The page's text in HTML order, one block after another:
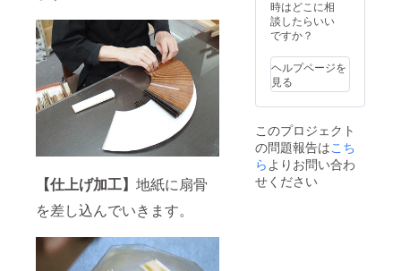
【仕上げ加工】 地紙に扇骨
を差し込んでいきます。
際の商
品と色
合いな
少違っ
て見え
ること
もござ
事ご了
承下さ
い。
士スラ
ブ (紺) ●
納品形
子と扇
子袋を
桐箱に
お入れ
届け致
しま
す。 ※
画像は
仕上が
長さ・
約２１
ｃｍ
柄：ピ
ンクと
白の撫
子が春
中で咲
き誇っ
ている
ような
ほんの
時はどこに相
談したらいい
ですか？
ヘルプページを
見る
このプロジェクト
の問題報告はこち
ら よりお問い合わ
せください